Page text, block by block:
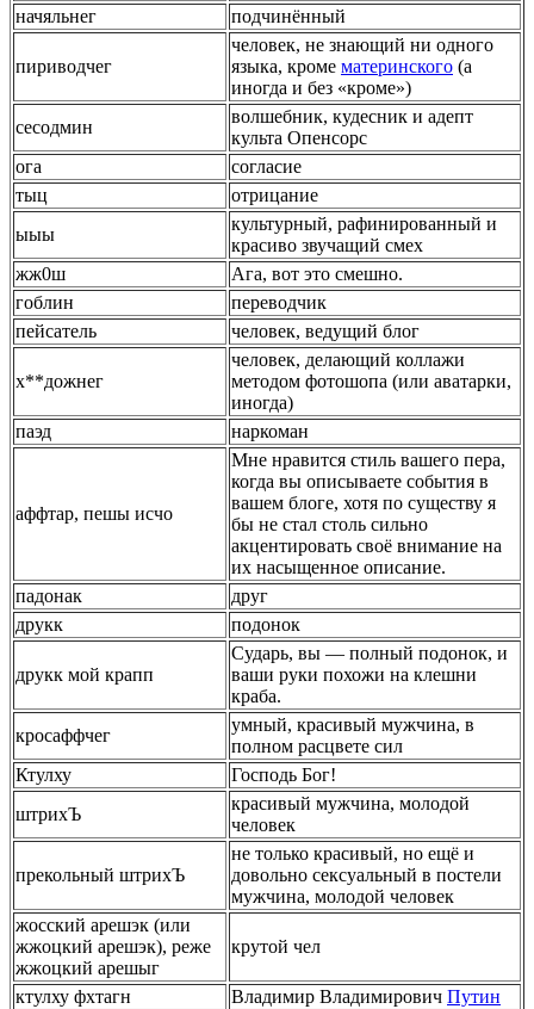
начяльнег
подчинённый
пириводчег
человек, нe знающий ни одного
языка, кроме материнского (а
иногда и без «кроме»)
сесодмин
волшебник, кудесник и адепт
культа Опенсорс
ога
согласие
тыц
отрицание
ыыы
культурный, рафинированный и
красиво звучащий смех
жж0ш
Ага, вот это смешно.
гоблин
переводчик
пейсатель
человек, ведущий блог
х**дожнег
человек, делающий коллажи
методом фотошопа (или аватарки,
иногда)
паэд
наркоман
аффтар, пешы исчо
Мне нравится стиль вашего пера,
когда вы описываете события в
вашем блоге, хотя по существу я
бы не стал столь сильно
акцентировать своё внимание на
их насыщенное описание.
падонак
друг
друкк
подонок
друкк мой крапп
Сударь, вы — полный подонок, и
ваши руки похожи на клешни
краба.
кросаффчег
умный, красивый мужчина, в
полном расцвете сил
Ктулху
Господь Бог!
штрихЪ
красивый мужчина, молодой
человек
прекольный штрихЪ
не только красивый, но ещё и
довольно сексуальный в постели
мужчина, молодой человек
жосский арешэк (или
жжоцкий арешэк), реже
жжоцкий арешыг
крутой чел
ктулху фхтагн Владимир Владимирович Путин